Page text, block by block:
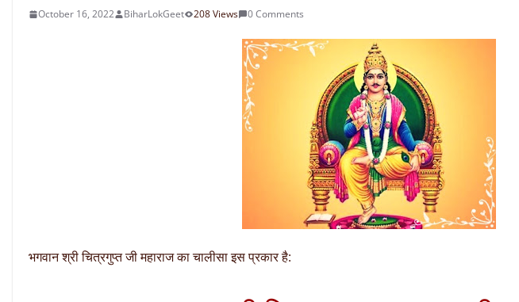
October 16, 2022 BiharLokGeet 208 Views 0 Comments
भगवान श्री चित्रगुप्त जी महाराज का चालीसा इस प्रकार है: